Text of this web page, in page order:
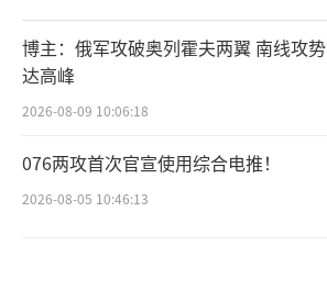
博主：俄军攻破奥列霍夫两翼 南线攻势
达高峰
2026-08-09 10:06:18
076两攻首次官宣使用综合电推！
2026-08-05 10:46:13